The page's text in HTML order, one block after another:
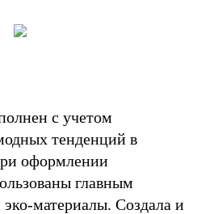
с учетом
тенденций в
оформлении
главным
материалы. Создала и